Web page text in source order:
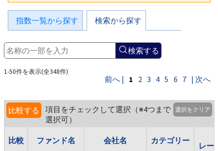
指数一覧から探す 検索から探す
検索する
1-50件を表示(全348件)
前へ | 1 2 3 4 5 6 7 | 次へ
比較する
項目をチェックして選択（※4つまで
選択可）
選択をクリア
比較 ファンド名 会社名 カテゴリー
レー